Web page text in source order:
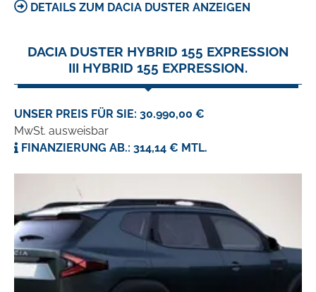
DETAILS ZUM DACIA DUSTER ANZEIGEN
DACIA DUSTER HYBRID 155 EXPRESSION
III HYBRID 155 EXPRESSION.
UNSER PREIS FÜR SIE: 30.990,00 €
MwSt. ausweisbar
FINANZIERUNG AB.: 314,14 € MTL.